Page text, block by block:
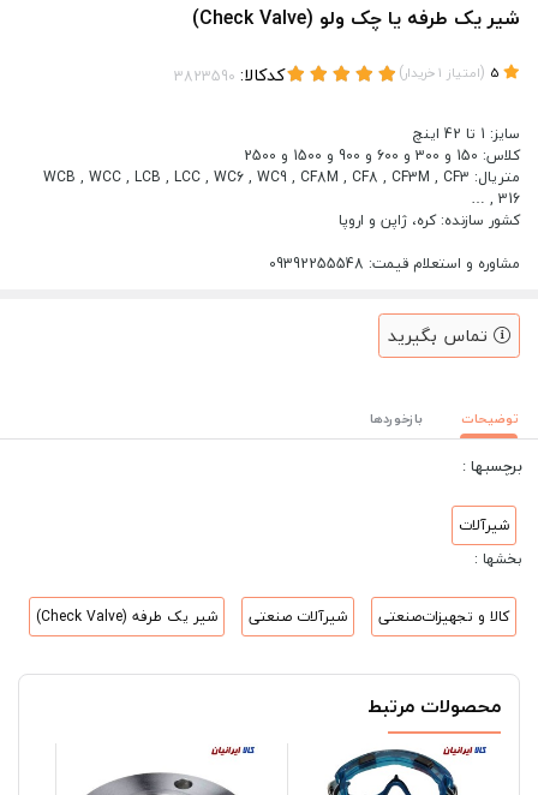
شیر یک طرفه یا چک ولو (Check Valve)
(امتیاز 1خریدار) کدکالا:
سایز: 1 تا 42 اینچ
کلاس: 150 و 300 و 600 و 900 و 1500 و 2500
متریال: WCB , WCC , LCB , LCC , WC6 , WC9 , CF8M , CF8 , CF3M , CF3
316 , …
کشور سازنده: کره، ژاپن و اروپا
مشاوره و استعلام قیمت: 09392255548
تماس بگیرید
توضیحات بازخوردها
برچسبها :
شیرآلات
بخشها :
کالا و تجهیزات‌صنعتی شیرآلات صنعتی شیر یک طرفه (Check Valve)
محصولات مرتبط